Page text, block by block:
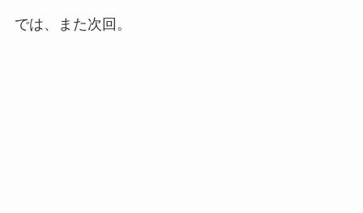
では、また次回。